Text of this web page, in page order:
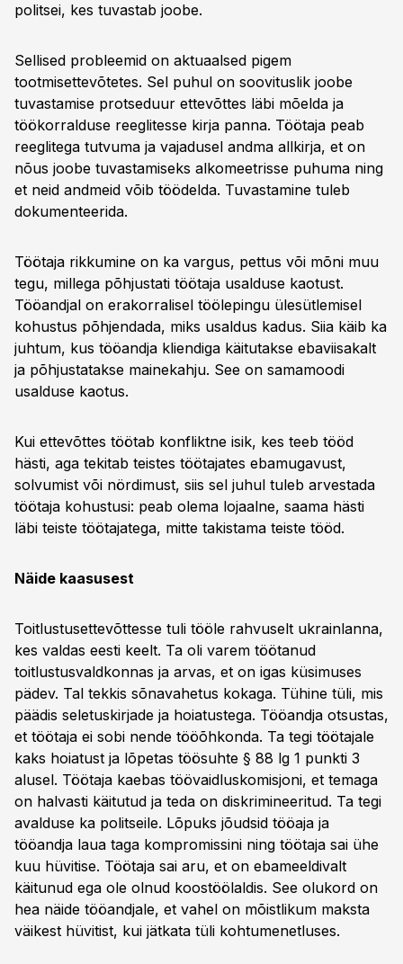
politsei, kes tuvastab joobe.
Sellised probleemid on aktuaalsed pigem
tootmisettevõtetes. Sel puhul on soovituslik joobe
tuvastamise protseduur ettevõttes läbi mõelda ja
töökorralduse reeglitesse kirja panna. Töötaja peab
reeglitega tutvuma ja vajadusel andma allkirja, et on
nõus joobe tuvastamiseks alkomeetrisse puhuma ning
et neid andmeid võib töödelda. Tuvastamine tuleb
dokumenteerida.
Töötaja rikkumine on ka vargus, pettus või mõni muu
tegu, millega põhjustati töötaja usalduse kaotust.
Tööandjal on erakorralisel töölepingu ülesütlemisel
kohustus põhjendada, miks usaldus kadus. Siia käib ka
juhtum, kus tööandja kliendiga käitutakse ebaviisakalt
ja põhjustatakse mainekahju. See on samamoodi
usalduse kaotus.
Kui ettevõttes töötab konfliktne isik, kes teeb tööd
hästi, aga tekitab teistes töötajates ebamugavust,
solvumist või nördimust, siis sel juhul tuleb arvestada
töötaja kohustusi: peab olema lojaalne, saama hästi
läbi teiste töötajatega, mitte takistama teiste tööd.
Näide kaasusest
Toitlustusettevõttesse tuli tööle rahvuselt ukrainlanna,
kes valdas eesti keelt. Ta oli varem töötanud
toitlustusvaldkonnas ja arvas, et on igas küsimuses
pädev. Tal tekkis sõnavahetus kokaga. Tühine tüli, mis
päädis seletuskirjade ja hoiatustega. Tööandja otsustas,
et töötaja ei sobi nende tööõhkonda. Ta tegi töötajale
kaks hoiatust ja lõpetas töösuhte § 88 lg 1 punkti 3
alusel. Töötaja kaebas töövaidluskomisjoni, et temaga
on halvasti käitutud ja teda on diskrimineeritud. Ta tegi
avalduse ka politseile. Lõpuks jõudsid tööaja ja
tööandja laua taga kompromissini ning töötaja sai ühe
kuu hüvitise. Töötaja sai aru, et on ebameeldivalt
käitunud ega ole olnud koostöölaldis. See olukord on
hea näide tööandjale, et vahel on mõistlikum maksta
väikest hüvitist, kui jätkata tüli kohtumenetluses.